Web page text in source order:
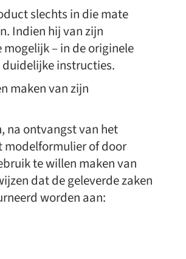
slechts in die mate
Indien hij van zijn
– in de originele
instructies.
maken van zijn
na ontvangst van het
modelformulier of door
te willen maken van
dat de geleverde zaken
worden aan: